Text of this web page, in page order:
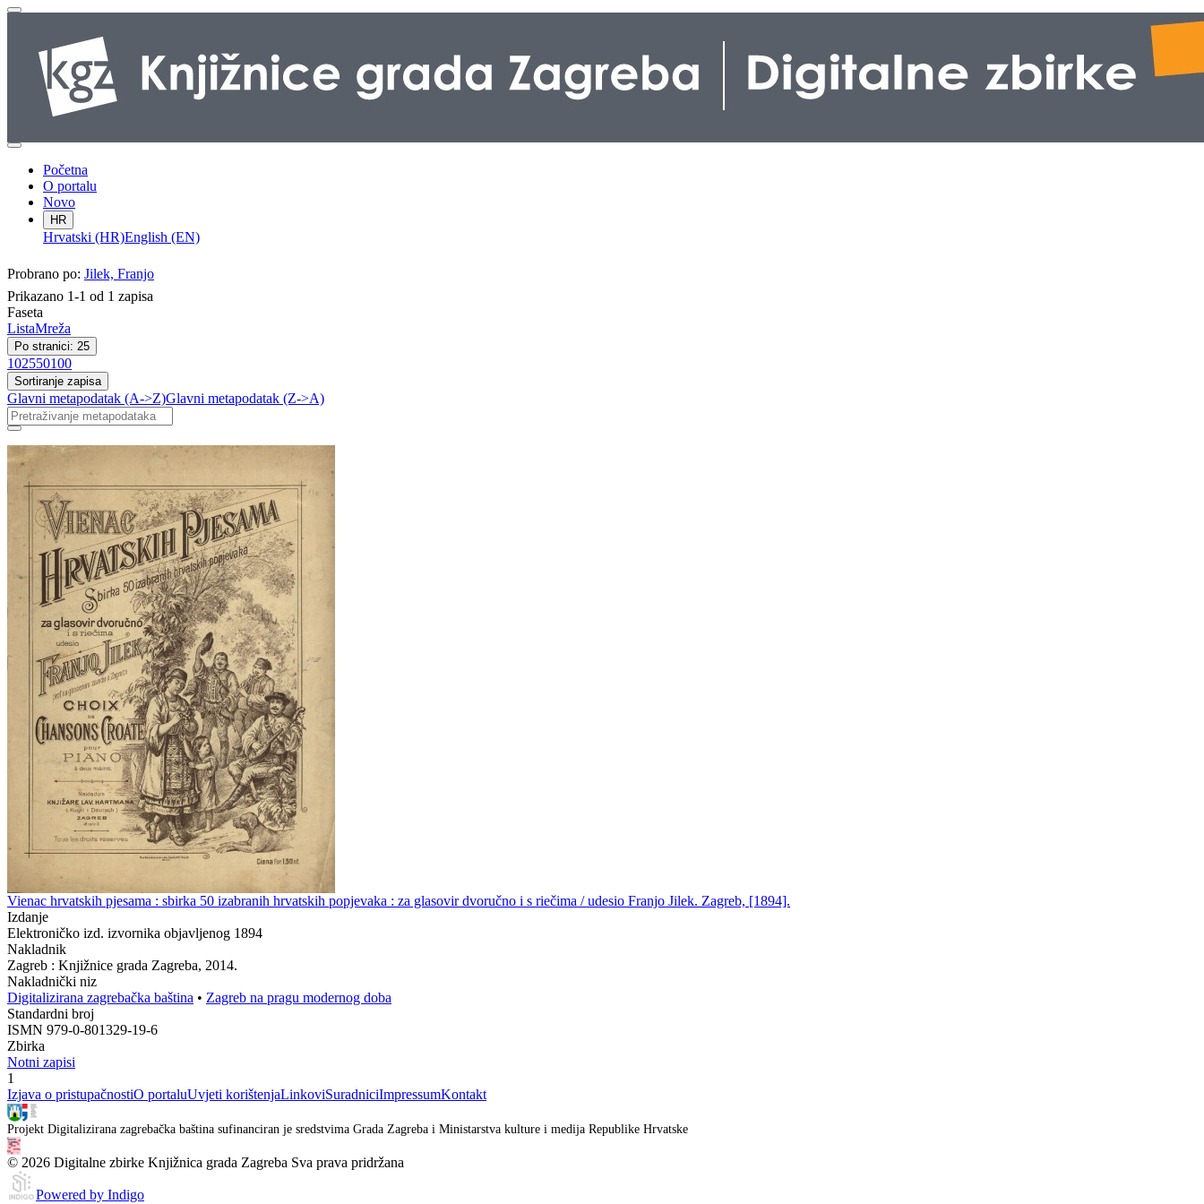
Početna
O portalu
Novo
HR
Hrvatski (HR)English (EN)
Probrano po: Jilek, Franjo
Prikazano 1-1 od 1 zapisa
Faseta
ListaMreža
Po stranici: 25
102550100
Sortiranje zapisa
Glavni metapodatak (A->Z)Glavni metapodatak (Z->A)
Vienac hrvatskih pjesama : sbirka 50 izabranih hrvatskih popjevaka : za glasovir dvoručno i s riečima / udesio Franjo Jilek. Zagreb, [1894].
Izdanje
Elektroničko izd. izvornika objavljenog 1894
Nakladnik
Zagreb : Knjižnice grada Zagreba, 2014.
Nakladnički niz
Digitalizirana zagrebačka baština • Zagreb na pragu modernog doba
Standardni broj
ISMN 979-0-801329-19-6
Zbirka
Notni zapisi
1
Izjava o pristupačnostiO portaluUvjeti korištenjaLinkoviSuradniciImpressumKontakt
Projekt Digitalizirana zagrebačka baština sufinanciran je sredstvima Grada Zagreba i Ministarstva kulture i medija Republike Hrvatske
© 2026 Digitalne zbirke Knjižnica grada Zagreba Sva prava pridržana
Powered by Indigo